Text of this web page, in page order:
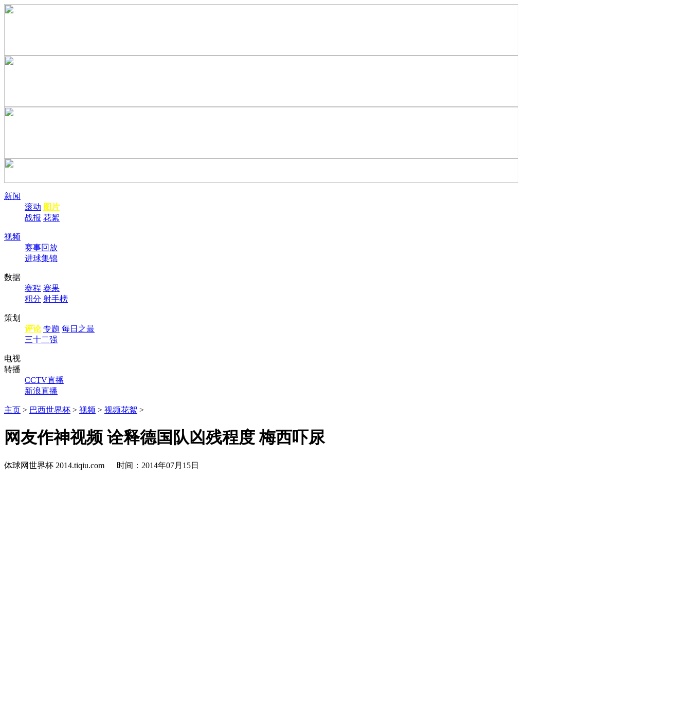
新闻
滚动 图片
战报 花絮
视频
赛事回放
进球集锦
数据
赛程 赛果
积分 射手榜
策划
评论 专题 每日之最
三十二强
电视
转播
CCTV直播
新浪直播
主页 > 巴西世界杯 > 视频 > 视频花絮 >
网友作神视频 诠释德国队凶残程度 梅西吓尿
体球网世界杯 2014.tiqiu.com 时间：2014年07月15日